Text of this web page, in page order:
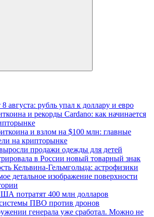
Поиск
августа: рубль упал к доллару и евро
и рекорды Cardano: как начинается
и взлом на $100 млн: главные
на крипторынке
продажи одежды для детей
в России новый товарный знак
Кельвина-Гельмгольца: астрофизики
детальное изображение поверхности
потратят 400 млн долларов
ПВО против дронов
генерала уже сработал. Можно не